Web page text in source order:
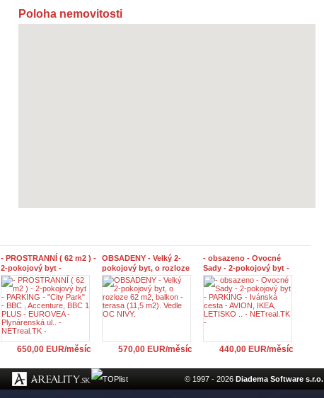
Poloha nemovitosti
- PROSTRANNÍ ( 62 m2 ) -
2-pokojový byt -
PARKING - "City Park" -
BBC , Accenture, BBC 1
PLUS - EUROVEA -
Plynárenská ul.. -
NETreal.TK -
650,00 EUR/měsíc
OBSADENY - Velký 2-
pokojový byt, o rozloze
62 m2, balkon - terasa
(11,5 m2). Vedle OC NIVY.
570,00 EUR/měsíc
- obsazeno - Ovocné
Sady - 2-pokojový byt -
PARKING - Ivánská cesta
- AVION, IKEA, LETISKO
.. - NETreal.TK -
440,00 EUR/měsíc
© 1997 - 2026 Diadema Software s.r.o.